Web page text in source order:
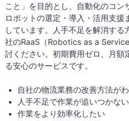
こと」を目的とし、自動化のコン
ロボットの選定・導入・活用支援
しています。人手不足を解消する
社のRaaS（Robotics as a
討ください。初期費用ゼロ、月額
る安心のサービスです。
自社の物流業務の改善方法が
人手不足で作業が追いつかない
作業をより効率化したい